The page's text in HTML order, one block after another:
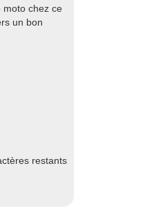
moto chez ce
un bon
restants